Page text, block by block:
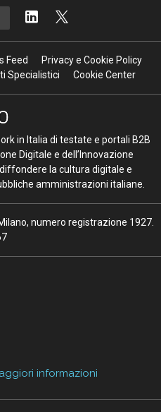
Feed
Privacy e Cookie Policy
Specialistici
Cookie Center
in Italia di testate e portali B2B
Digitale e dell’Innovazione
la cultura digitale e
amministrazioni italiane.
numero registrazione 1927.
informazioni